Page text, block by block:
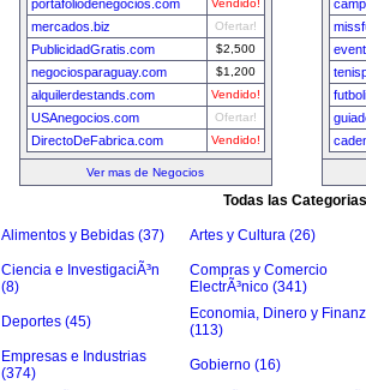
portafoliodenegocios.com Vendido!
mercados.biz Ofertar!
PublicidadGratis.com $2,500
negociosparaguay.com $1,200
alquilerdestands.com Vendido!
USAnegocios.com Ofertar!
DirectoDeFabrica.com Vendido!
Ver mas de Negocios
Todas las Categorias
Alimentos y Bebidas (37) Artes y Cultura (26)
Ciencia e InvestigaciÃ³n
(8)
Compras y Comercio
ElectrÃ³nico (341)
Deportes (45)
Economia, Dinero y
(113)
Empresas e Industrias
(374)
Gobierno (16)